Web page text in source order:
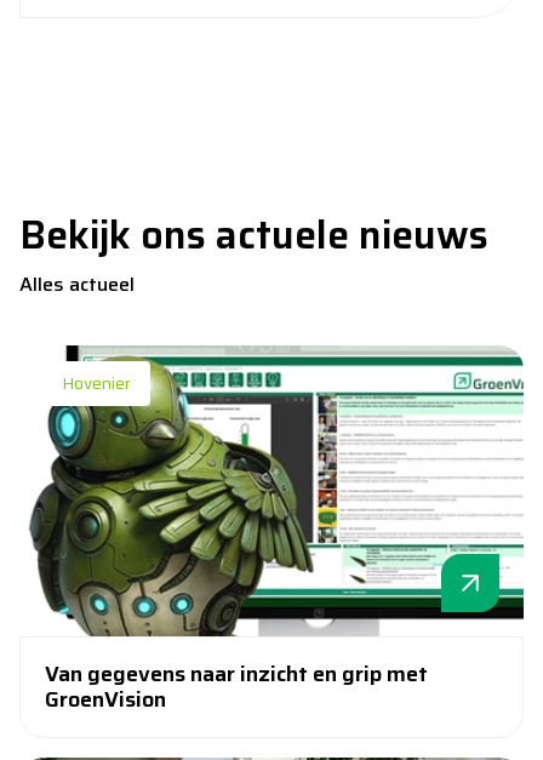
Bekijk ons actuele nieuws
Alles actueel
Van gegevens naar inzicht en grip met
GroenVision
Hovenier